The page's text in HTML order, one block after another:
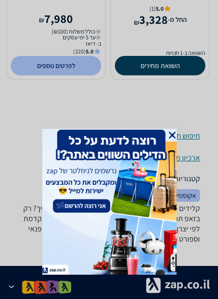
5.0
(1)
‫החל מ-3,328
₪
השוואה ב-1 חנויות
השוואת מחירים
7,980
₪
כולל משלוח (₪100)
עד 5 ימי עסקים
ב- דיאז
5.0
(320)
לפרטים נוספים
חיפוש חנויות קלידים לפי עיר
ארכיון מוצרים
קטגוריות משלימות
אקוסטיקה
קלידים - ‏Kawai ‏88 רוצה למצוא את הקלידים שאתה צריך? רק
בזאפ תמצא מאות ביקורות על קלידים מערכת סינון מתקדמת
לפי יצרן , סוג ועוד, השוואת מחירים ביותר מאלף חנויות פנאי
וספורט ותקבל החלטה חכמה!